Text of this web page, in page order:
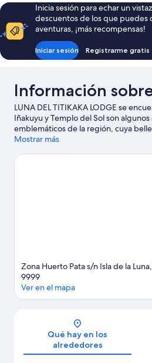
lago
superior,
terraza,
vistas
al
Inicia sesión para echar un
descuentos de los que puedes
aventuras, ¡más recompensas!
Iniciar sesión Registrarme gratis
Información
LUNA DEL TITIKAKA LODGE se
Iñakuyu y Templo del Sol son
emblemáticos de la región, cuya
en Lago Titicaca - Puno (y
Mostrar más
Zona Huerto Pata s/n Isla de la
9999
Ver en el mapa
Qué hay en los
alrededores